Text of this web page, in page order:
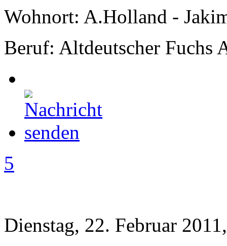
Wohnort: A.Holland -
Beruf: Altdeutscher Fuchs
5
Dienstag, 22. Februar